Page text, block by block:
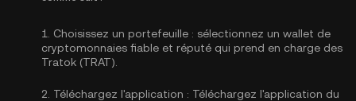
1. Choisissez un portefeuille : sélectionnez un wallet de
cryptomonnaies fiable et réputé qui prend en charge des
Tratok (TRAT).
2. Téléchargez l'application : Téléchargez l'application du